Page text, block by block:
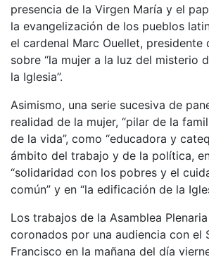
presencia de la Virgen María y el
la evangelización de los pueblos
el cardenal Marc Ouellet, presidente
sobre “la mujer a la luz del misterio
la Iglesia”.
Asimismo, una serie sucesiva de
realidad de la mujer, “pilar de la
de la vida”, como “educadora y
ámbito del trabajo y de la política,
“solidaridad con los pobres y el
común” y en “la edificación de la
Los trabajos de la Asamblea
coronados por una audiencia con el
Francisco en la mañana del día